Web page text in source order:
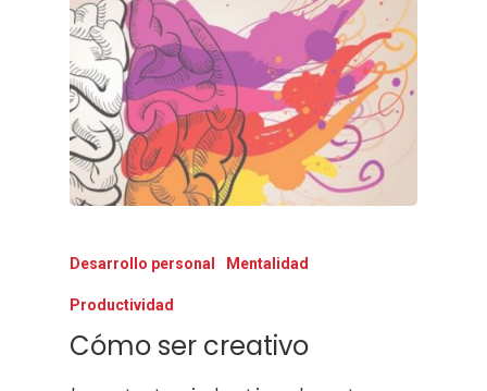
Desarrollo personal Mentalidad
Productividad
Cómo ser creativo